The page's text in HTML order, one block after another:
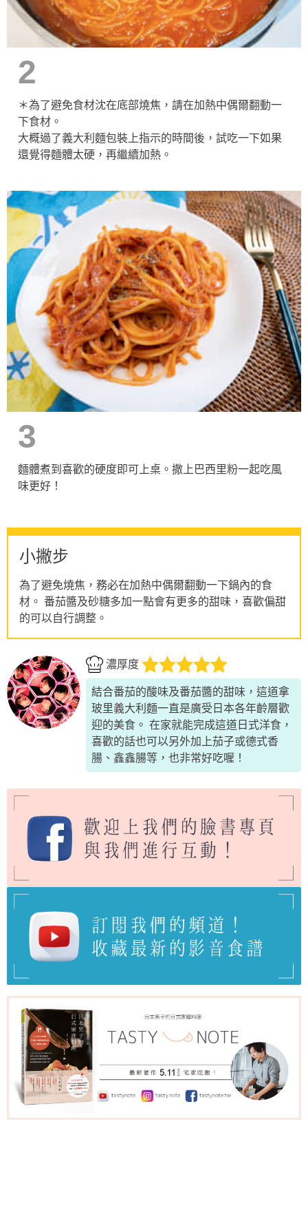
2
＊為了避免食材沈在底部燒焦，請在加熱中偶爾翻動一
下食材。
大概過了義大利麵包裝上指示的時間後，試吃一下如果
還覺得麵體太硬，再繼續加熱。
3
麵體煮到喜歡的硬度即可上桌。撒上巴西里粉一起吃風
味更好！
小撇步
為了避免燒焦，務必在加熱中偶爾翻動一下鍋內的食
材。 番茄醬及砂糖多加一點會有更多的甜味，喜歡偏甜
的可以自行調整。
濃厚度
結合番茄的酸味及番茄醬的甜味，這道拿
玻里義大利麵一直是廣受日本各年齡層歡
迎的美食。 在家就能完成這道日式洋食，
喜歡的話也可以另外加上茄子或德式香
腸、鑫鑫腸等，也非常好吃喔！